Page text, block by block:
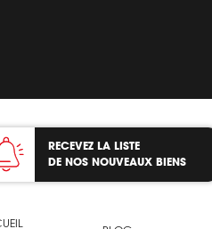
RECEVEZ LA LISTE
DE NOS NOUVEAUX BIENS